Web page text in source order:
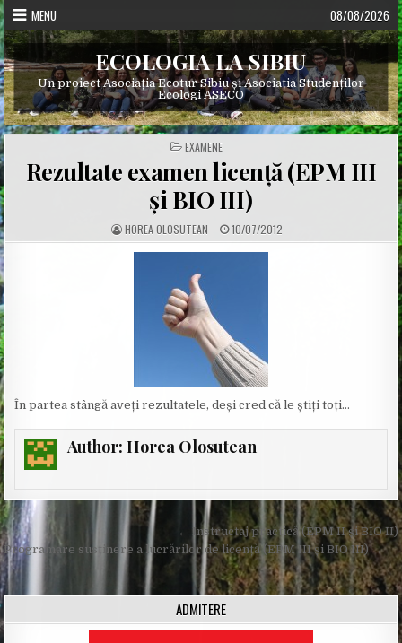
Skip
to
content
MENU 08/08/2026
ECOLOGIA LA SIBIU
Un proiect Asociația Ecotur Sibiu și Asociația Studenților
Ecologi ASECO
POSTED
IN
EXAMENE
Rezultate examen licență (EPM III
și BIO III)
A
U
HOREA OLOSUTEAN P
U
B
A
T
E
:
10/07/2012
În partea stângă aveți rezultatele, deși cred că le știți toți…
Author: Horea Olosutean
Post
navigation
← Instructaj practică (EPM II și BIO II)
Programare susținere a lucrărilor de licență (EPM III și BIO III) →
ADMITERE